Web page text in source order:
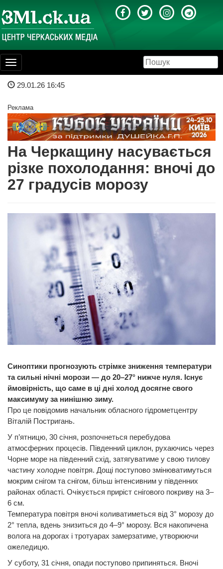
Toggle
navigation
29.01.26 16:45
Реклама
На Черкащину насувається
різке похолодання: вночі до
27 градусів морозу
Синоптики прогнозують стрімке зниження температури
та сильні нічні морози — до 20–27° нижче нуля. Існує
ймовірність, що саме в ці дні холод досягне свого
максимуму за нинішню зиму.
Про це повідомив начальник обласного гідрометцентру
Віталій Постригань.
У п’ятницю, 30 січня, розпочнеться перебудова
атмосферних процесів. Південний циклон, рухаючись через
Чорне море на південний схід, затягуватиме у свою тилову
частину холодне повітря. Дощі поступово змінюватимуться
мокрим снігом та снігом, більш інтенсивним у південних
районах області. Очікується приріст снігового покриву на 3–
6 см.
Температура повітря вночі коливатиметься від 3° морозу до
2° тепла, вдень знизиться до 4–9° морозу. Вся накопичена
волога на дорогах і тротуарах замерзатиме, утворюючи
ожеледицю.
У суботу, 31 січня, опади поступово припиняться. Вночі